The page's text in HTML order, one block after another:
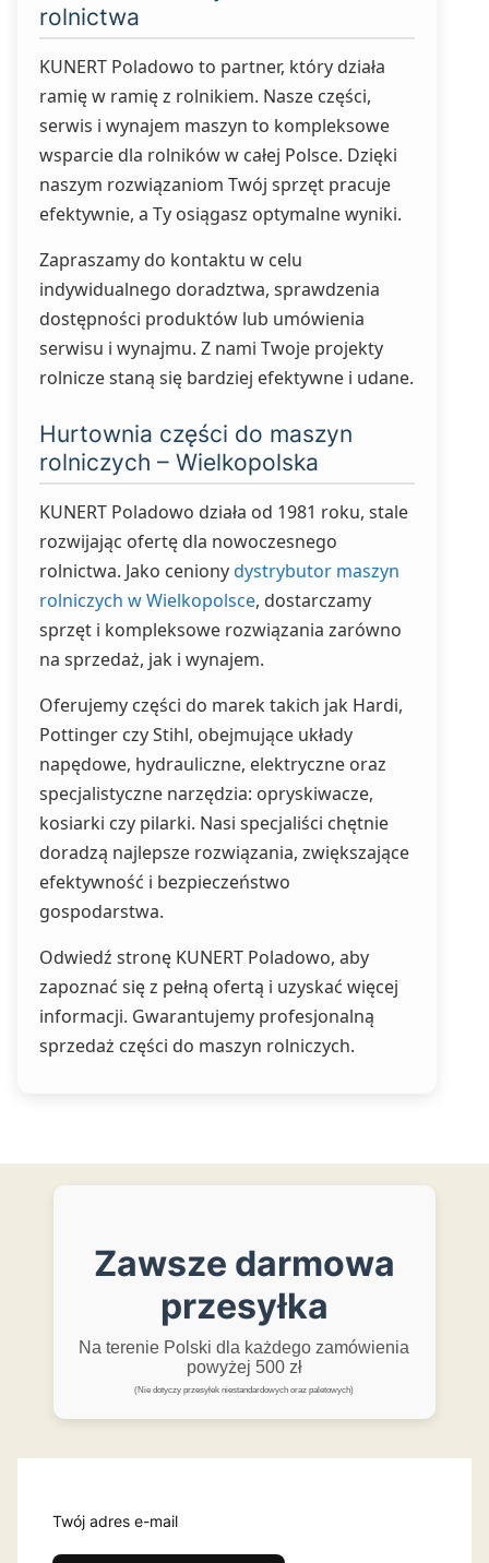
rolnictwa
KUNERT Poladowo to partner, który działa
ramię w ramię z rolnikiem. Nasze części,
serwis i wynajem maszyn to kompleksowe
wsparcie dla rolników w całej Polsce. Dzięki
naszym rozwiązaniom Twój sprzęt pracuje
efektywnie, a Ty osiągasz optymalne wyniki.
Zapraszamy do kontaktu w celu
indywidualnego doradztwa, sprawdzenia
dostępności produktów lub umówienia
serwisu i wynajmu. Z nami Twoje projekty
rolnicze staną się bardziej efektywne i udane.
Hurtownia części do maszyn
rolniczych – Wielkopolska
KUNERT Poladowo działa od 1981 roku, stale
rozwijając ofertę dla nowoczesnego
rolnictwa. Jako cenionydystrybutor maszyn
rolniczych w Wielkopolsce, dostarczamy
sprzęt i kompleksowe rozwiązania zarówno
na sprzedaż, jak i wynajem.
Oferujemy części do marek takich jak Hardi,
Pottinger czy Stihl, obejmujące układy
napędowe, hydrauliczne, elektryczne oraz
specjalistyczne narzędzia: opryskiwacze,
kosiarki czy pilarki. Nasi specjaliści chętnie
doradzą najlepsze rozwiązania, zwiększające
efektywność i bezpieczeństwo
gospodarstwa.
Odwiedź stronę KUNERT Poladowo, aby
zapoznać się z pełną ofertą i uzyskać więcej
informacji. Gwarantujemy profesjonalną
sprzedaż części do maszyn rolniczych.
Zawsze darmowa
przesyłka
Na terenie Polski dla każdego zamówienia
powyżej 500 zł
(Nie dotyczy przesyłek niestandardowych oraz paletowych)
Twój adres e-mail